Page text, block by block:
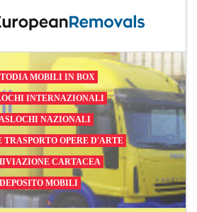
MOBILI IN BOX
INTERNAZIONALI
NAZIONALI
OPERE D'ARTE
CARTACEA
DEPOSITO MOBILI